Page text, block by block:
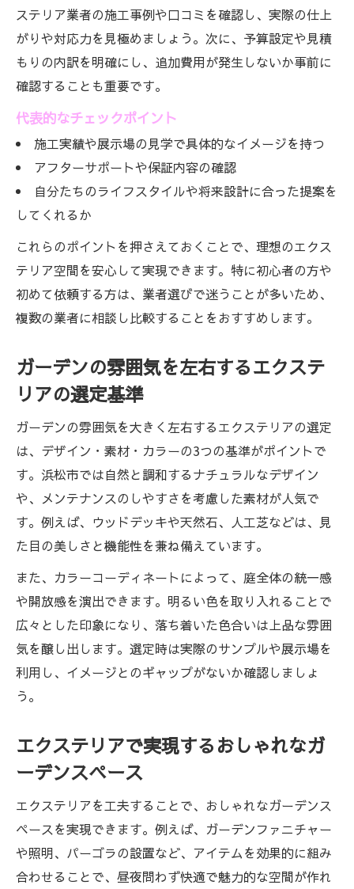
ステリア業者の施工事例や口コミを確認し、実際の仕上
がりや対応力を見極めましょう。次に、予算設定や見積
もりの内訳を明確にし、追加費用が発生しないか事前に
確認することも重要です。
代表的なチェックポイント
施工実績や展示場の見学で具体的なイメージを持つ
アフターサポートや保証内容の確認
自分たちのライフスタイルや将来設計に合った提案を
してくれるか
これらのポイントを押さえておくことで、理想のエクス
テリア空間を安心して実現できます。特に初心者の方や
初めて依頼する方は、業者選びで迷うことが多いため、
複数の業者に相談し比較することをおすすめします。
ガーデンの雰囲気を左右するエクステ
リアの選定基準
ガーデンの雰囲気を大きく左右するエクステリアの選定
は、デザイン・素材・カラーの3つの基準がポイントで
す。浜松市では自然と調和するナチュラルなデザイン
や、メンテナンスのしやすさを考慮した素材が人気で
す。例えば、ウッドデッキや天然石、人工芝などは、見
た目の美しさと機能性を兼ね備えています。
また、カラーコーディネートによって、庭全体の統一感
や開放感を演出できます。明るい色を取り入れることで
広々とした印象になり、落ち着いた色合いは上品な雰囲
気を醸し出します。選定時は実際のサンプルや展示場を
利用し、イメージとのギャップがないか確認しましょ
う。
エクステリアで実現するおしゃれなガ
ーデンスペース
エクステリアを工夫することで、おしゃれなガーデンス
ペースを実現できます。例えば、ガーデンファニチャー
や照明、パーゴラの設置など、アイテムを効果的に組み
合わせることで、昼夜問わず快適で魅力的な空間が作れ